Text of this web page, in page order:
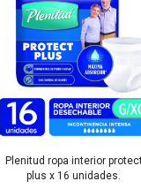
Plenitud ropa interior
plus x 16 unidades.